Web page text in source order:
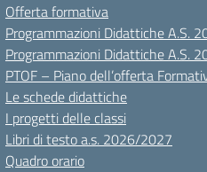
Offerta formativa
Programmazioni Didattiche A.S.
Programmazioni Didattiche A.S.
PTOF – Piano dell’offerta
Le schede didattiche
I progetti delle classi
Libri di testo a.s. 2026/2027
Quadro orario